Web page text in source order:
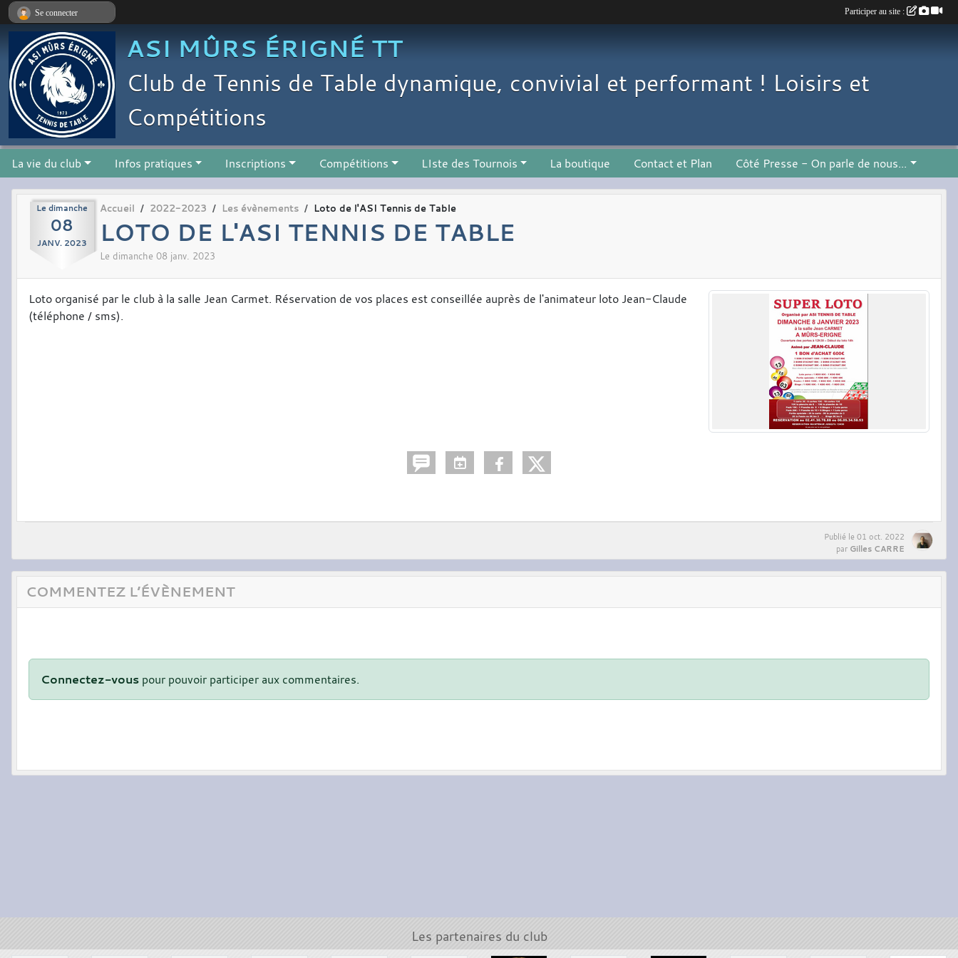
ASI MÛRS ÉRIGNÉ TT
Club de Tennis de Table dynamique, convivial et performant ! Loisirs et
Compétitions
La vie du club Infos pratiques Inscriptions Compétitions LIste des Tournois La boutique Contact et Plan Côté Presse - On parle de nous...
Le dimanche
08
JANV. 2023
Accueil 2022-2023 Les évènements Loto de l'ASI Tennis de Table
LOTO DE L'ASI TENNIS DE TABLE
Le dimanche 08 janv. 2023
Loto organisé par le club à la salle Jean Carmet. Réservation de vos places est conseillée auprès de l'animateur loto Jean-Claude
(téléphone / sms).
Publié le 01 oct. 2022
par Gilles CARRE
COMMENTEZ L’ÉVÈNEMENT
Connectez-vous pour pouvoir participer aux commentaires.
Les partenaires du club
Se connecter Participer au site :
Panneau de gestion des cookies